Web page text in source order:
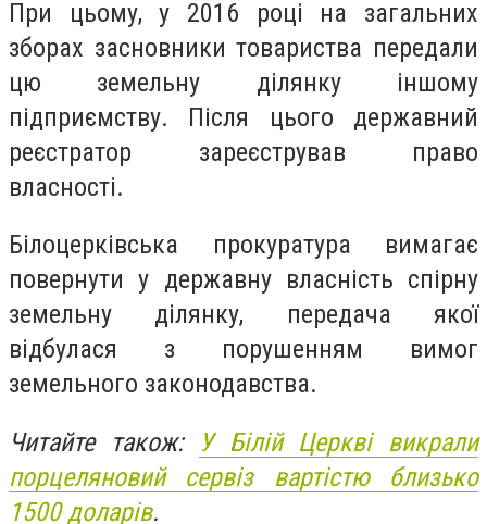
При цьому, у 2016 році на загальних
зборах засновники товариства передали
цю земельну ділянку іншому
підприємству. Після цього державний
реєстратор зареєстрував право
власності.
Білоцерківська прокуратура вимагає
повернути у державну власність спірну
земельну ділянку, передача якої
відбулася з порушенням вимог
земельного законодавства.
Читайте також: У Білій Церкві викрали
порцеляновий сервіз вартістю близько
1500 доларів.